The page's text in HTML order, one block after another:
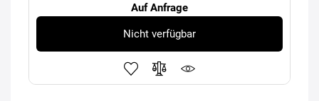
Auf Anfrage
Nicht verfügbar